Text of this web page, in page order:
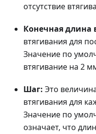
отсутствие
Конечная длина
втягивания для
Значение по
втягивание на 2
Шаг: Это
втягивания для
Значение по
означает, что